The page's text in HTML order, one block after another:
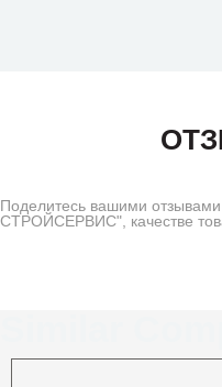
Поделитесь вашими
СТРОЙСЕРВИС", качестве